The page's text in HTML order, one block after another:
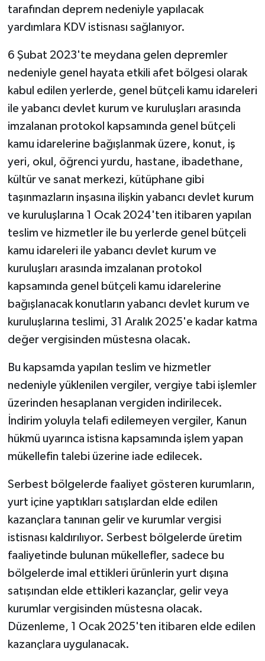
tarafından deprem nedeniyle yapılacak
yardımlara KDV istisnası sağlanıyor.
6 Şubat 2023'te meydana gelen depremler
nedeniyle genel hayata etkili afet bölgesi olarak
kabul edilen yerlerde, genel bütçeli kamu idareleri
ile yabancı devlet kurum ve kuruluşları arasında
imzalanan protokol kapsamında genel bütçeli
kamu idarelerine bağışlanmak üzere, konut, iş
yeri, okul, öğrenci yurdu, hastane, ibadethane,
kültür ve sanat merkezi, kütüphane gibi
taşınmazların inşasına ilişkin yabancı devlet kurum
ve kuruluşlarına 1 Ocak 2024'ten itibaren yapılan
teslim ve hizmetler ile bu yerlerde genel bütçeli
kamu idareleri ile yabancı devlet kurum ve
kuruluşları arasında imzalanan protokol
kapsamında genel bütçeli kamu idarelerine
bağışlanacak konutların yabancı devlet kurum ve
kuruluşlarına teslimi, 31 Aralık 2025'e kadar katma
değer vergisinden müstesna olacak.
Bu kapsamda yapılan teslim ve hizmetler
nedeniyle yüklenilen vergiler, vergiye tabi işlemler
üzerinden hesaplanan vergiden indirilecek.
İndirim yoluyla telafi edilemeyen vergiler, Kanun
hükmü uyarınca istisna kapsamında işlem yapan
mükellefin talebi üzerine iade edilecek.
Serbest bölgelerde faaliyet gösteren kurumların,
yurt içine yaptıkları satışlardan elde edilen
kazançlara tanınan gelir ve kurumlar vergisi
istisnası kaldırılıyor. Serbest bölgelerde üretim
faaliyetinde bulunan mükellefler, sadece bu
bölgelerde imal ettikleri ürünlerin yurt dışına
satışından elde ettikleri kazançlar, gelir veya
kurumlar vergisinden müstesna olacak.
Düzenleme, 1 Ocak 2025'ten itibaren elde edilen
kazançlara uygulanacak.